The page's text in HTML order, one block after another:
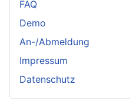
FAQ
Demo
An-/Abmeldung
Impressum
Datenschutz